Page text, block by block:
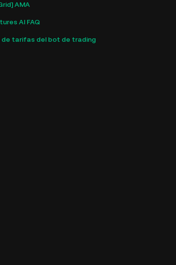
AMA
AI FAQ
de tarifas del bot de trading